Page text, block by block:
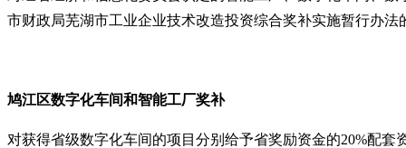
市财政局芜湖市工业企业技术改造投资综合奖补实施暂行办法
鸠江区数字化车间和智能工厂奖补
对获得省级数字化车间的项目分别给予省奖励资金的20%配套